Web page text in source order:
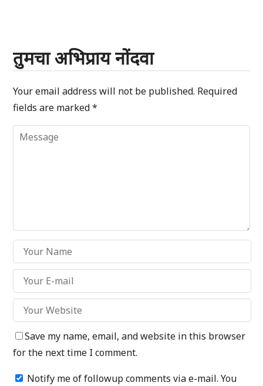
तुमचा अभिप्राय नोंदवा
Your email address will not be published. Required
fields are marked*
Save my name, email, and website in this browser
for the next time I comment.
Notify me of followup comments via e-mail. You